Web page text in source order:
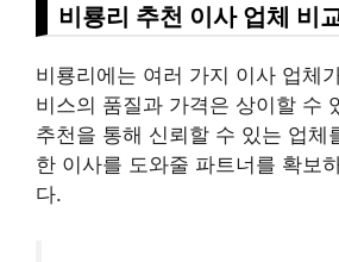
비룡리 추천 이사 업체 비
비룡리에는 여러 가지 이사 업체
비스의 품질과 가격은 상이할 수
추천을 통해 신뢰할 수 있는 업체
한 이사를 도와줄 파트너를 확보
다.